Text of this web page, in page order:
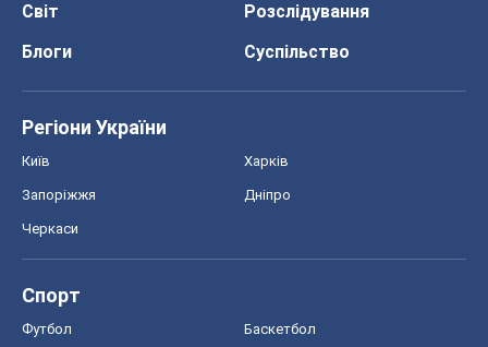
Світ
Розслідування
Блоги
Суспільство
Регіони України
Київ Харків
Запоріжжя Дніпро
Черкаси
Спорт
Футбол Баскетбол